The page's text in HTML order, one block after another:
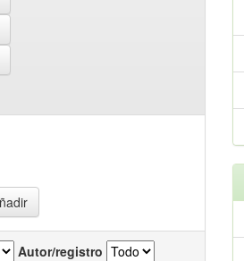
Autor/registro